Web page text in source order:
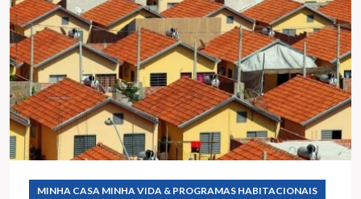
MINHA CASA MINHA VIDA & PROGRAMAS HABITACIONAIS